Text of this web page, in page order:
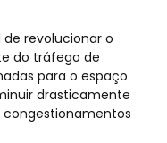
revolucionar o
do tráfego de
para o espaço
drasticamente
congestionamentos